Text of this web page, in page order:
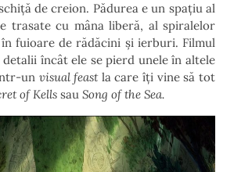
de creion. Pădurea e un spațiu al
trasate cu mâna liberă, al spiralelor
fuioare de rădăcini și ierburi. Filmul
încât ele se pierd unele în altele
un visual feast la care îți vine să tot
of Kells sau Song of the Sea.